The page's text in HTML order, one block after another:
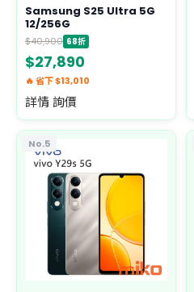
Samsung S25 Ultra 5G
12/256G
$40,900 68折
$27,890
🔥 省下 $13,010
詳情 詢價
No.5